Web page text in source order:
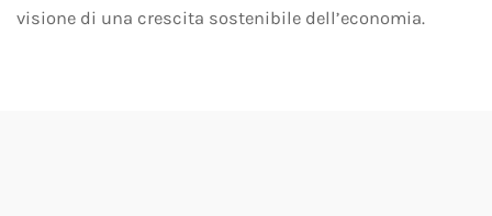
visione di una crescita sostenibile dell’economia.